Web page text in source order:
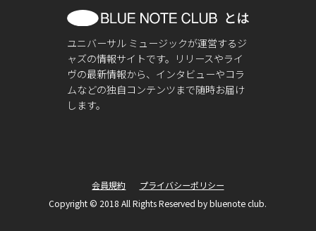
ユニバーサル ミュージックが運営するジ
ャズの情報サイトです。リリースやライ
ヴの最新情報から、インタビューやコラ
ムなどの独自コンテンツまで随時お届け
します。
会員規約
プライバシーポリシー
Copyright © 2018 All Rights Reserved by bluenote club.